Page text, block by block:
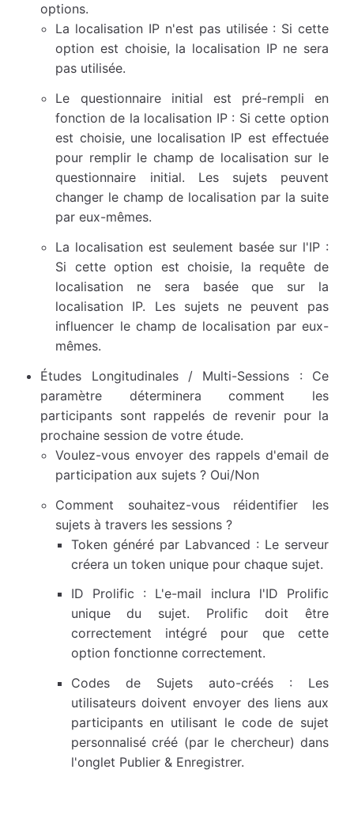
options.
La localisation IP n'est pas utilisée : Si cette
option est choisie, la localisation IP ne sera
pas utilisée.
Le questionnaire initial est pré-rempli en
fonction de la localisation IP : Si cette option
est choisie, une localisation IP est effectuée
pour remplir le champ de localisation sur le
questionnaire initial. Les sujets peuvent
changer le champ de localisation par la suite
par eux-mêmes.
La localisation est seulement basée sur l'IP :
Si cette option est choisie, la requête de
localisation ne sera basée que sur la
localisation IP. Les sujets ne peuvent pas
influencer le champ de localisation par eux-
mêmes.
Études Longitudinales / Multi-Sessions : Ce
paramètre déterminera comment les
participants sont rappelés de revenir pour la
prochaine session de votre étude.
Voulez-vous envoyer des rappels d'email de
participation aux sujets ? Oui/Non
Comment souhaitez-vous réidentifier les
sujets à travers les sessions ?
Token généré par Labvanced : Le serveur
créera un token unique pour chaque sujet.
ID Prolific : L'e-mail inclura l'ID Prolific
unique du sujet. Prolific doit être
correctement intégré pour que cette
option fonctionne correctement.
Codes de Sujets auto-créés : Les
utilisateurs doivent envoyer des liens aux
participants en utilisant le code de sujet
personnalisé créé (par le chercheur) dans
l'onglet Publier & Enregistrer.